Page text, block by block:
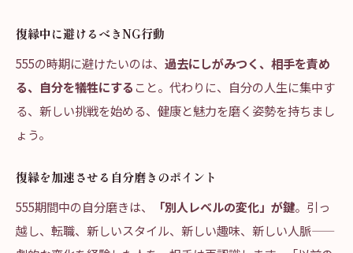
復縁中に避けるべきNG行動
555の時期に避けたいのは、 過去にしがみつく、相手を責め
る、自分を犠牲にすること。代わりに、自分の人生に集中す
る、新しい挑戦を始める、健康と魅力を磨く姿勢を持ちまし
ょう。
復縁を加速させる自分磨きのポイント
555期間中の自分磨きは、
「別人レベルの変化」が鍵。引っ
越し、転職、新しいスタイル、新しい趣味、新しい人脈——